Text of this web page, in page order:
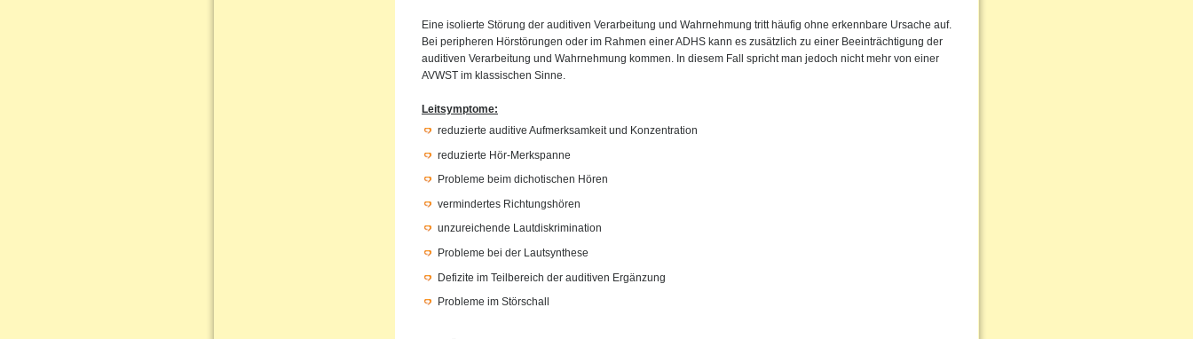
Eine isolierte Störung der auditiven Verarbeitung und Wahrnehmung tritt häufig ohne erkennbare Ursache auf.
Bei peripheren Hörstörungen oder im Rahmen einer ADHS kann es zusätzlich zu einer Beeinträchtigung der
auditiven Verarbeitung und Wahrnehmung kommen. In diesem Fall spricht man jedoch nicht mehr von einer
AVWST im klassischen Sinne.
Leitsymptome:
reduzierte auditive Aufmerksamkeit und Konzentration
reduzierte Hör-Merkspanne
Probleme beim dichotischen Hören
vermindertes Richtungshören
unzureichende Lautdiskrimination
Probleme bei der Lautsynthese
Defizite im Teilbereich der auditiven Ergänzung
Probleme im Störschall